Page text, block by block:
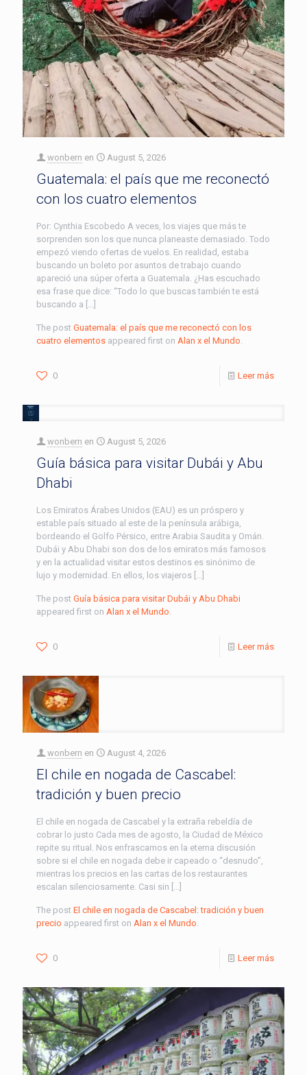
wonbern en August 5, 2026
Guatemala: el país que me reconectó
con los cuatro elementos
Por: Cynthia Escobedo A veces, los viajes que más te
sorprenden son los que nunca planeaste demasiado. Todo
empezó viendo ofertas de vuelos. En realidad, estaba
buscando un boleto por asuntos de trabajo cuando
apareció una súper oferta a Guatemala. ¿Has escuchado
esa frase que dice: “Todo lo que buscas también te está
buscando a […]
The post Guatemala: el país que me reconectó con los
cuatro elementos appeared first on Alan x el Mundo
0 Leer más
wonbern en August 5, 2026
Guía básica para visitar Dubái y Abu
Dhabi
Los Emiratos Árabes Unidos (EAU) es un próspero y
estable país situado al este de la península arábiga,
bordeando el Golfo Pérsico, entre Arabia Saudita y Omán.
Dubái y Abu Dhabi son dos de los emiratos más famosos
y en la actualidad visitar estos destinos es sinónimo de
lujo y modernidad. En ellos, los viajeros […]
The post Guía básica para visitar Dubái y Abu Dhabi
appeared first on Alan x el Mundo
0 Leer más
wonbern en August 4, 2026
El chile en nogada de Cascabel:
tradición y buen precio
El chile en nogada de Cascabel y la extraña rebeldía de
cobrar lo justo Cada mes de agosto, la Ciudad de México
repite su ritual. Nos enfrascamos en la eterna discusión
sobre si el chile en nogada debe ir capeado o “desnudo”,
mientras los precios en las cartas de los restaurantes
escalan silenciosamente. Casi sin […]
The post El chile en nogada de Cascabel: tradición y buen
precio appeared first on Alan x el Mundo
0 Leer más